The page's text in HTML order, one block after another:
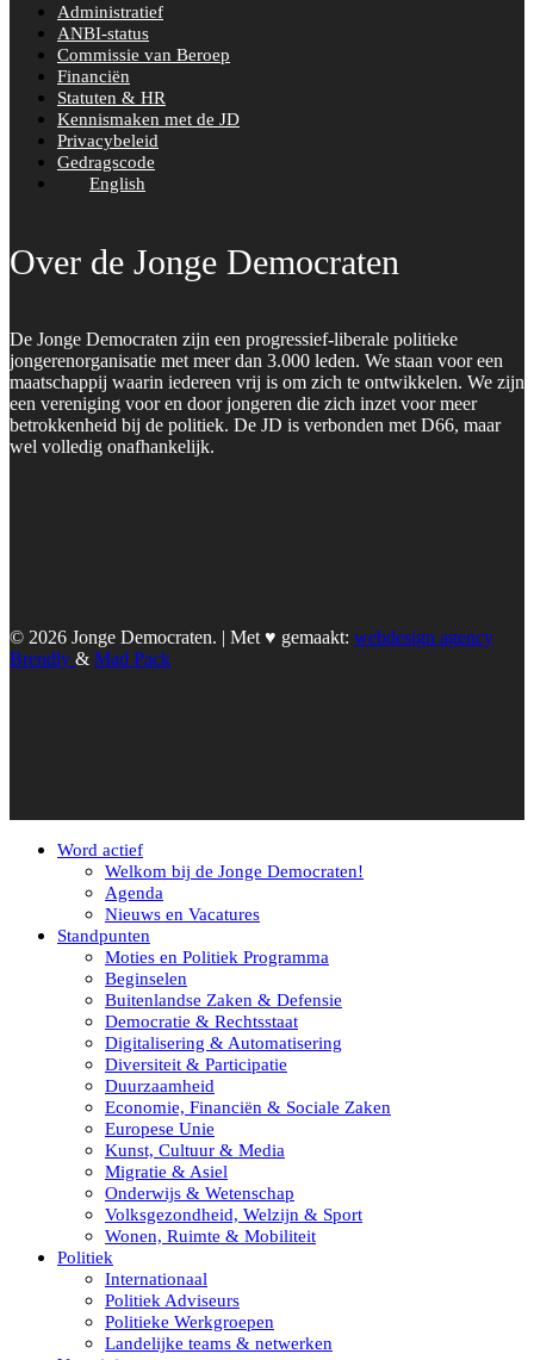
Administratief
ANBI-status
Commissie van Beroep
Financiën
Statuten & HR
Kennismaken met de JD
Privacybeleid
Gedragscode
English
Over de Jonge Democraten
De Jonge Democraten zijn een progressief-liberale politieke
jongerenorganisatie met meer dan 3.000 leden. We staan voor een
maatschappij waarin iedereen vrij is om zich te ontwikkelen. We zijn
een vereniging voor en door jongeren die zich inzet voor meer
betrokkenheid bij de politiek. De JD is verbonden met D66, maar
wel volledig onafhankelijk.
© 2026 Jonge Democraten. | Met ♥︎ gemaakt: webdesign agency
Brendly & Mad Pack
Word actief
Welkom bij de Jonge Democraten!
Agenda
Nieuws en Vacatures
Standpunten
Moties en Politiek Programma
Beginselen
Buitenlandse Zaken & Defensie
Democratie & Rechtsstaat
Digitalisering & Automatisering
Diversiteit & Participatie
Duurzaamheid
Economie, Financiën & Sociale Zaken
Europese Unie
Kunst, Cultuur & Media
Migratie & Asiel
Onderwijs & Wetenschap
Volksgezondheid, Welzijn & Sport
Wonen, Ruimte & Mobiliteit
Politiek
Internationaal
Politiek Adviseurs
Politieke Werkgroepen
Landelijke teams & netwerken